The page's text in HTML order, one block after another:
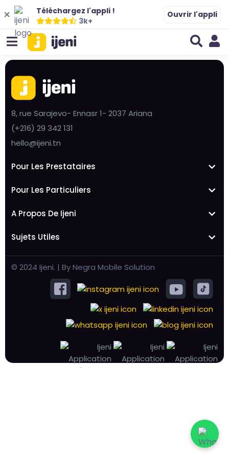
Téléchargez l'appli !
3k+
Ouvrir l'appli
8, rue Sarajevo- Ennasr 1- 2037 Ariana
(+216) 29 342 131
hello@ijeni.tn
Pour Les Prestataires
Pour Les Particuliers
A Propos De Ijeni
Sujets Utiles
© 2024 Ijeni. | By Negra Mobile Solution